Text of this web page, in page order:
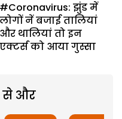
#Coronavirus: झुंड में
लोगों नें बजाई तालियां
और थालियां तो इन
एक्टर्स को आया गुस्सा
से और